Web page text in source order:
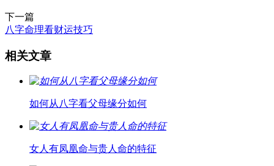
下一篇
八字命理看财运技巧
相关文章
如何从八字看父母缘分如何
女人有凤凰命与贵人命的特征